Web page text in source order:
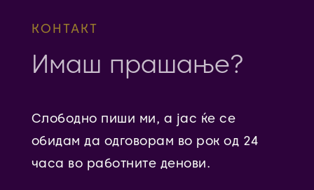
КОНТАКТ
Имаш прашање?
Слободно пиши ми, а јас ќе се
обидам да одговорам во рок од 24
часа во работните денови.